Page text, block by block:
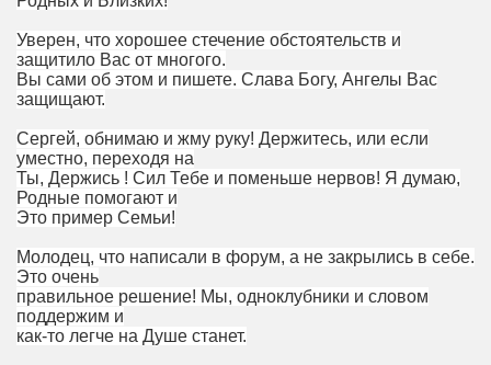
Уверен, что хорошее стечение обстоятельств и
защитило Вас от многого.
Вы сами об этом и пишете. Слава Богу, Ангелы Вас
защищают.
Сергей, обнимаю и жму руку! Держитесь, или если
уместно, переходя на
Ты, Держись ! Сил Тебе и поменьше нервов! Я думаю,
Родные помогают и
Это пример Семьи!
Молодец, что написали в форум, а не закрылись в себе.
Это очень
правильное решение! Мы, одноклубники и словом
поддержим и
как-то легче на Душе станет.